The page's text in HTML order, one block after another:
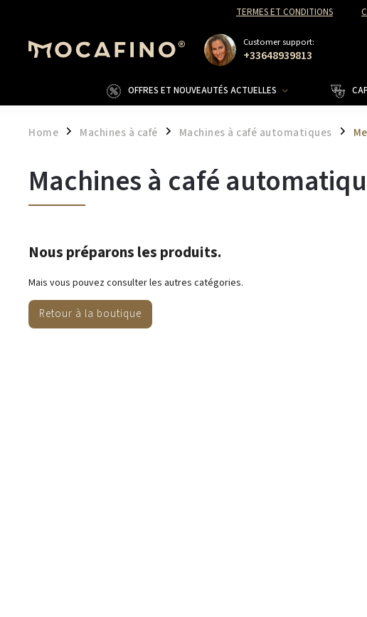
TERMES ET CONDITIONS
Customer support:
+33648939813
OFFRES ET NOUVEAUTÉS ACTUELLES
Home / Machines à café / Machines à café automatiques /
Machines à café
Nous préparons les produits.
Mais vous pouvez consulter les autres catégories.
Retour à la boutique